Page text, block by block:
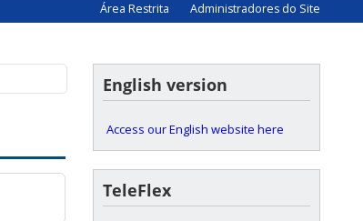
Área Restrita Administradores do Site
English version
Access our English website here
TeleFlex